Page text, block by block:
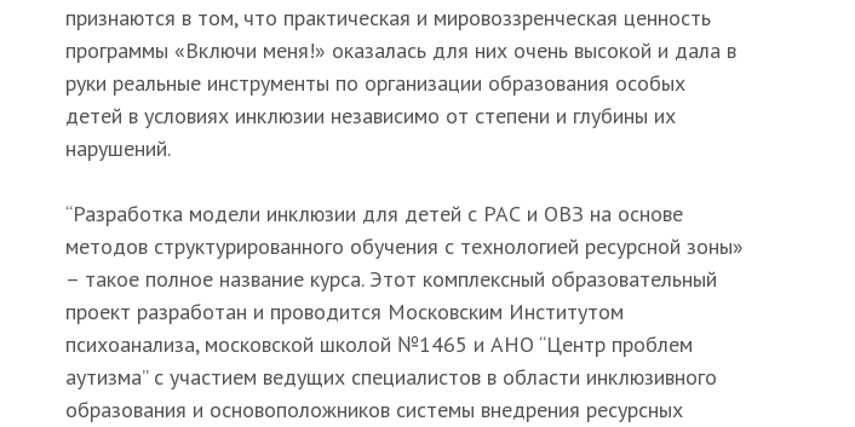
признаются в том, что практическая и мировоззренческая ценность
программы «Включи меня!» оказалась для них очень высокой и дала в
руки реальные инструменты по организации образования особых
детей в условиях инклюзии независимо от степени и глубины их
нарушений.
“Разработка модели инклюзии для детей с РАС и ОВЗ на основе
методов структурированного обучения с технологией ресурсной зоны»
– такое полное название курса. Этот комплексный образовательный
проект разработан и проводится Московским Институтом
психоанализа, московской школой №1465 и АНО “Центр проблем
аутизма” с участием ведущих специалистов в области инклюзивного
образования и основоположников системы внедрения ресурсных